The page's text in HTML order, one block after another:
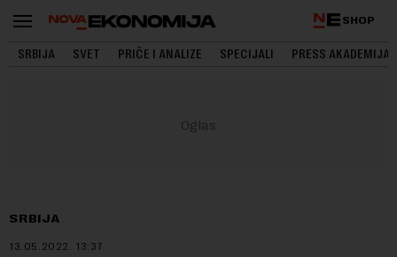
SHOP
SRBIJA SVET PRIČE I ANALIZE SPECIJALI PRESS AKADEMIJA
SRBIJA
13.05.2022. 13:37